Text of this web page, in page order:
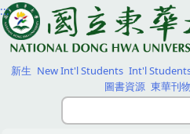
跳
到
主
要
內
:::
新生 New Int'l Students Int'l
圖書資源 東華刊物